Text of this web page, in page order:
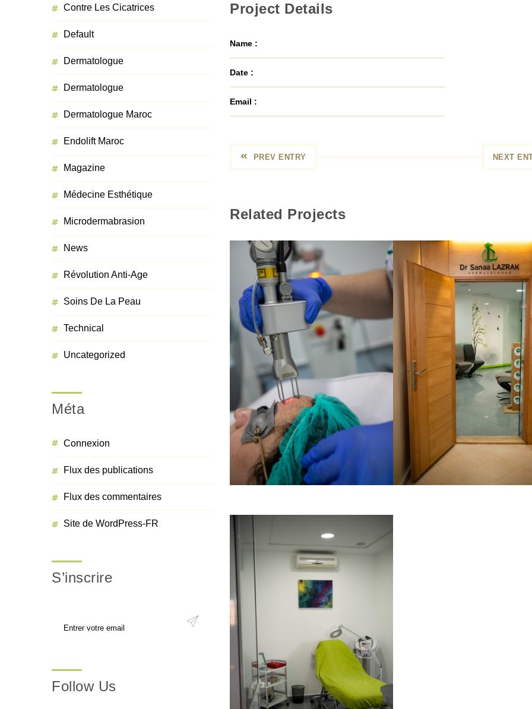
Project Details
Name :
Date :
Email :
PREV ENTRY NEXT
Related Projects
Cabinet 18
Contre Les Cicatrices
Default
Dermatologue
Dermatologue
Dermatologue Maroc
Endolift Maroc
Magazine
Médecine Esthétique
Microdermabrasion
News
Révolution Anti-Age
Soins De La Peau
Technical
Uncategorized
Méta
Connexion
Flux des publications
Flux des commentaires
Site de WordPress-FR
S’inscrire
Follow Us